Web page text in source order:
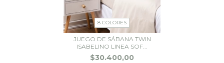
8 COLORES
JUEGO DE SÁBANA TWIN
ISABELINO LINEA SOF...
$30.400,00